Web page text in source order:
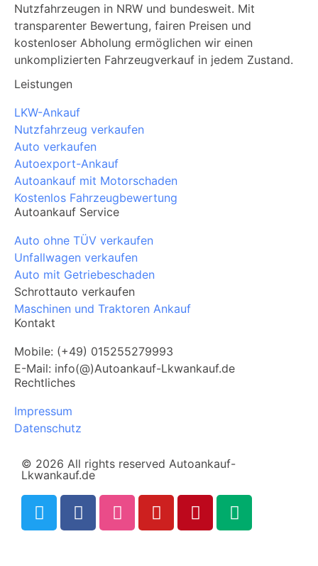
Nutzfahrzeugen in NRW und bundesweit. Mit
transparenter Bewertung, fairen Preisen und
kostenloser Abholung ermöglichen wir einen
unkomplizierten Fahrzeugverkauf in jedem Zustand.
Leistungen
LKW-Ankauf
Nutzfahrzeug verkaufen
Auto verkaufen
Autoexport-Ankauf
Autoankauf mit Motorschaden
Kostenlos Fahrzeugbewertung
Autoankauf Service
Auto ohne TÜV verkaufen
Unfallwagen verkaufen
Auto mit Getriebeschaden
Schrottauto verkaufen
Maschinen und Traktoren Ankauf
Kontakt
Mobile: (+49) 015255279993
E-Mail: info(@)Autoankauf-Lkwankauf.de
Rechtliches
Impressum
Datenschutz
© 2026 All rights reserved Autoankauf-
Lkwankauf.de